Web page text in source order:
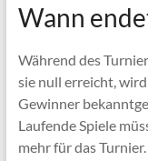
Wann
Während des
sie null erreicht,
Gewinner
Laufende Spiele
mehr für das Turnier.